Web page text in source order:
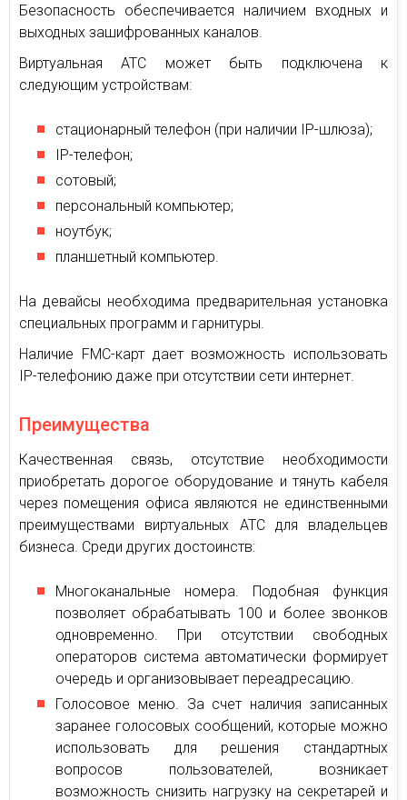
Безопасность обеспечивается наличием входных и
выходных зашифрованных каналов.
Виртуальная АТС может быть подключена к
следующим устройствам:
стационарный телефон (при наличии IP-шлюза);
IP-телефон;
сотовый;
персональный компьютер;
ноутбук;
планшетный компьютер.
На девайсы необходима предварительная установка
специальных программ и гарнитуры.
Наличие FMC-карт дает возможность использовать
IP-телефонию даже при отсутствии сети интернет.
Преимущества
Качественная связь, отсутствие необходимости
приобретать дорогое оборудование и тянуть кабеля
через помещения офиса являются не единственными
преимуществами виртуальных АТС для владельцев
бизнеса. Среди других достоинств:
Многоканальные номера. Подобная функция
позволяет обрабатывать 100 и более звонков
одновременно. При отсутствии свободных
операторов система автоматически формирует
очередь и организовывает переадресацию.
Голосовое меню. За счет наличия записанных
заранее голосовых сообщений, которые можно
использовать для решения стандартных
вопросов пользователей, возникает
возможность снизить нагрузку на секретарей и